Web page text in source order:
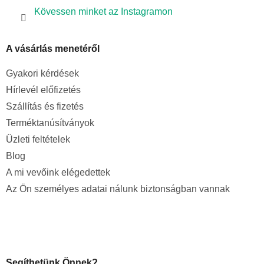
Kövessen minket az Instagramon
A vásárlás menetéről
Gyakori kérdések
Hírlevél előfizetés
Szállítás és fizetés
Terméktanúsítványok
Üzleti feltételek
Blog
A mi vevőink elégedettek
Az Ön személyes adatai nálunk biztonságban vannak